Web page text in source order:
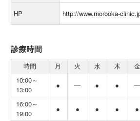
HP http://www.morooka-
診療時間
時間 月 火 水 木 金
10:00～
13:00
● ― ● ● ―
16:00～
19:00
● ● ● ● ●